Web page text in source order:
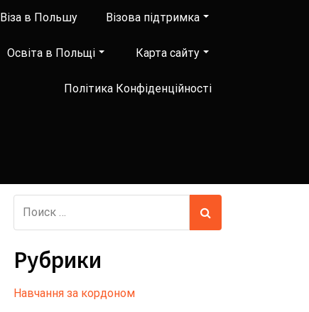
Віза в Польшу Візова підтримка
Освіта в Польщі Карта сайту
Політика Конфіденційності
Рубрики
Hавчання за кордоном